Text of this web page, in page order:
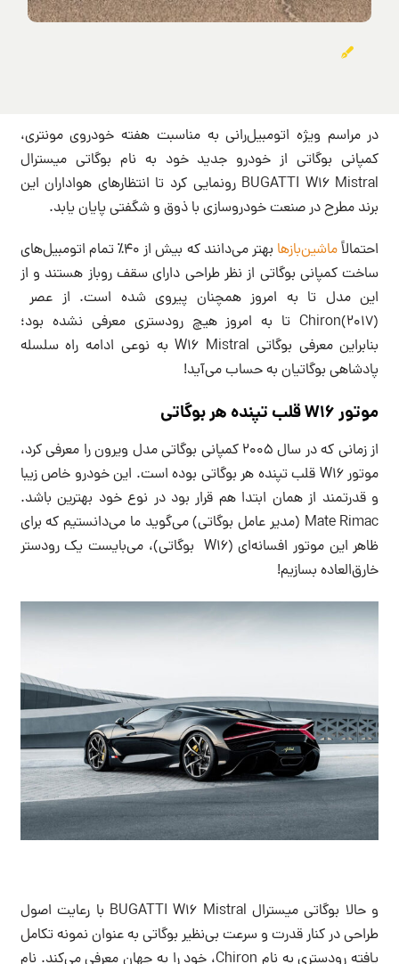
در مراسم ویژه اتومبیل‌رانی به مناسبت هفته خودروی مونتری،
کمپانی بوگاتی از خودرو جدید خود به نام بوگاتی میسترال
BUGATTI W16 Mistral رونمایی کرد تا انتظارهای هواداران این
برند مطرح در صنعت خودروسازی با ذوق و شگفتی پایان یابد.
احتمالاًماشین‌بازها
بهتر می‌دانند که بیش از 40٪ تمام اتومبیل‌های
ساخت کمپانی بوگاتی از نظر طراحی دارای سقف روباز هستند و از
این مدل تا به امروز همچنان پیروی شده است. از عصر
(2017)Chiron تا به امروز هیچ رودستری معرفی نشده بود؛
بنابراین معرفی بوگاتی W16 Mistral به نوعی ادامه راه سلسله
پادشاهی بوگاتیان به حساب می‌آید!
موتور W16 قلب تپنده هر بوگاتی
از زمانی که در سال 2005 کمپانی بوگاتی مدل ویرون را معرفی کرد،
موتور W16 قلب تپنده هر بوگاتی بوده است. این خودرو خاص زیبا
و قدرتمند از همان ابتدا هم قرار بود در نوع خود بهترین باشد.
Mate Rimac (مدیر عامل بوگاتی) می‌گوید ما می‌دانستیم که برای
ظاهر این موتور افسانه‌ای (W16 بوگاتی)، می‌بایست یک رودستر
خارق‌العاده بسازیم!
و حالا بوگاتی میسترال BUGATTI W16 Mistral با رعایت اصول
طراحی در کنار قدرت و سرعت بی‌نظیر بوگاتی به عنوان نمونه تکامل
یافته رودستری به نام Chiron، خود را به جهان معرفی می‌کند. نام